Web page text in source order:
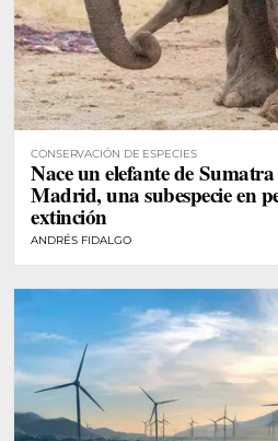
CONSERVACIÓN DE ESPECIES
Nace un elefante de
Madrid, una subespecie en
extinción
ANDRÉS FIDALGO